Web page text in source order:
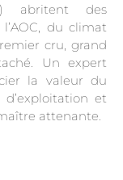
abritent des
du climat
cru, grand
Un expert
la valeur du
et
attenante.